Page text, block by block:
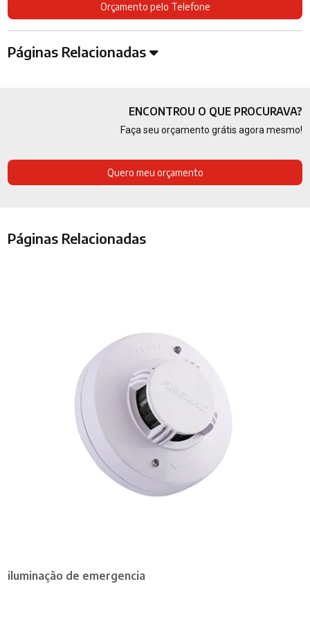
Orçamento pelo Telefone
Páginas Relacionadas
ENCONTROU O QUE PROCURAVA?
Faça seu orçamento grátis agora mesmo!
Quero meu orçamento
Páginas Relacionadas
iluminação de emergencia